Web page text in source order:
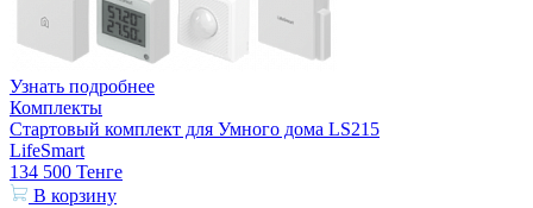
Узнать подробнее
Комплекты
Стартовый комплект для Умного дома LS215
LifeSmart
134 500 Тенге
В корзину